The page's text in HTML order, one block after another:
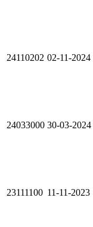
24110202 02-11-2024
24033000 30-03-2024
23111100 11-11-2023